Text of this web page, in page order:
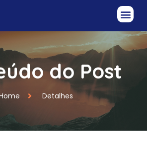
do Post
Detalhes